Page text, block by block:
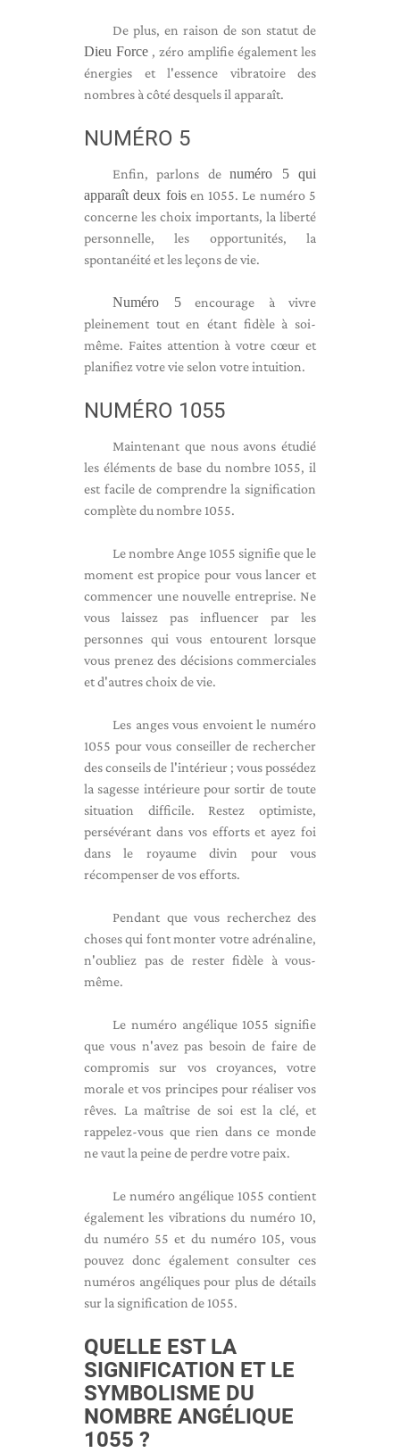
De plus, en raison de son statut de
Dieu Force , zéro amplifie également les
énergies et l'essence vibratoire des
nombres à côté desquels il apparaît.
NUMÉRO 5
Enfin, parlons denuméro 5 qui
apparaît deux foisen 1055. Le numéro 5
concerne les choix importants, la liberté
personnelle, les opportunités, la
spontanéité et les leçons de vie.
Numéro 5encourage à vivre
pleinement tout en étant fidèle à soi-
même. Faites attention à votre cœur et
planifiez votre vie selon votre intuition.
NUMÉRO 1055
Maintenant que nous avons étudié
les éléments de base du nombre 1055, il
est facile de comprendre la signification
complète du nombre 1055.
Le nombre Ange 1055 signifie que le
moment est propice pour vous lancer et
commencer une nouvelle entreprise. Ne
vous laissez pas influencer par les
personnes qui vous entourent lorsque
vous prenez des décisions commerciales
et d'autres choix de vie.
Les anges vous envoient le numéro
1055 pour vous conseiller de rechercher
des conseils de l'intérieur ; vous possédez
la sagesse intérieure pour sortir de toute
situation difficile. Restez optimiste,
persévérant dans vos efforts et ayez foi
dans le royaume divin pour vous
récompenser de vos efforts.
Pendant que vous recherchez des
choses qui font monter votre adrénaline,
n'oubliez pas de rester fidèle à vous-
même.
Le numéro angélique 1055 signifie
que vous n'avez pas besoin de faire de
compromis sur vos croyances, votre
morale et vos principes pour réaliser vos
rêves. La maîtrise de soi est la clé, et
rappelez-vous que rien dans ce monde
ne vaut la peine de perdre votre paix.
Le numéro angélique 1055 contient
également les vibrations du numéro 10,
du numéro 55 et du numéro 105, vous
pouvez donc également consulter ces
numéros angéliques pour plus de détails
sur la signification de 1055.
QUELLE EST LA
SIGNIFICATION ET LE
SYMBOLISME DU
NOMBRE ANGÉLIQUE
1055 ?